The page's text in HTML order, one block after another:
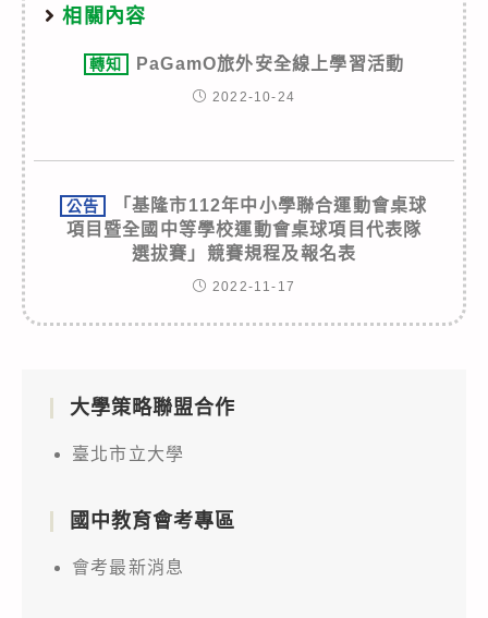
相關內容
轉知 PaGamO旅外安全線上學習活動
2022-10-24
公告
「基隆市112年中小學聯合運動會桌球
項目暨全國中等學校運動會桌球項目代表隊
選拔賽」競賽規程及報名表
2022-11-17
大學策略聯盟合作
臺北市立大學
國中教育會考專區
會考最新消息